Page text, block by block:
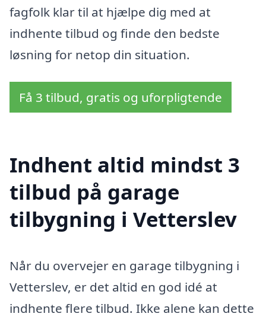
fagfolk klar til at hjælpe dig med at
indhente tilbud og finde den bedste
løsning for netop din situation.
Få 3 tilbud, gratis og uforpligtende
Indhent altid mindst 3
tilbud på garage
tilbygning i Vetterslev
Når du overvejer en garage tilbygning i
Vetterslev, er det altid en god idé at
indhente flere tilbud. Ikke alene kan dette